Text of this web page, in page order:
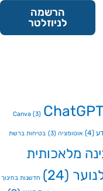
הרשמה
לניוזלטר
Canva(3)
אוטומציה(3) בטיחות ברשת
מלאכותית
(24) חדשנות בחינוך